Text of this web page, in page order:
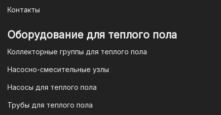
Контакты
Оборудование для теплого пола
Коллекторные группы для теплого пола
Насосно-смесительные узлы
Насосы для теплого пола
Трубы для теплого пола